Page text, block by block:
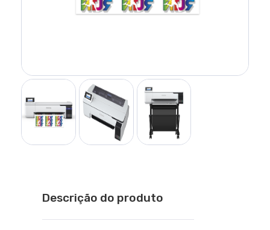
Descrição do produto